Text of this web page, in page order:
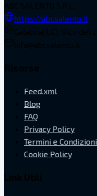
https://abcsalento.it
Feed.xml
Blog
FAQ
Privacy Policy
Termini e Condizioni
Cookie Policy